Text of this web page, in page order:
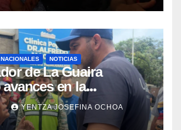
NACIONALES NOTICIAS
de La Guaira
en la
del Hospitalito de
YENTZA JOSEFINA OCHOA